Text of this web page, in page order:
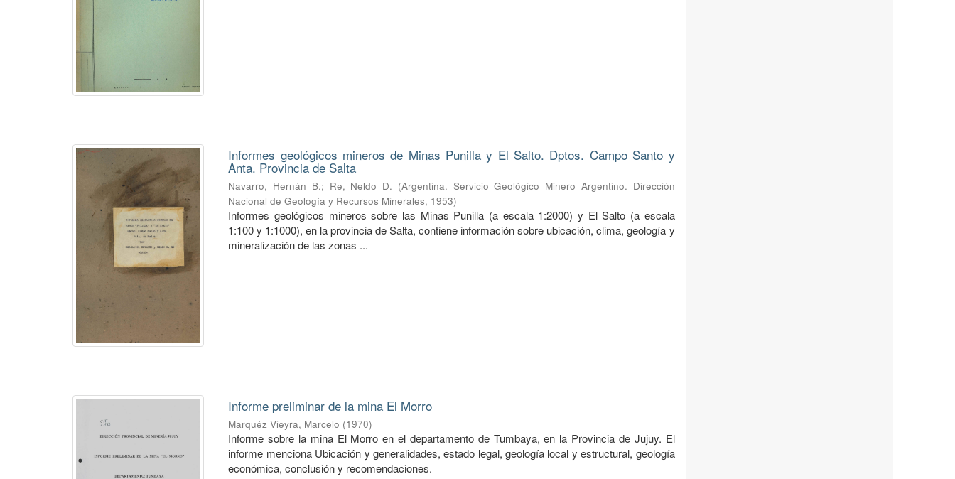
Informes geológicos mineros de Minas Punilla y El Salto. Dptos. Campo Santo y
Anta. Provincia de Salta
Navarro, Hernán B.; Re, Neldo D. (Argentina. Servicio Geológico Minero Argentino. Dirección
Nacional de Geología y Recursos Minerales, 1953)
Informes geológicos mineros sobre las Minas Punilla (a escala 1:2000) y El Salto (a escala
1:100 y 1:1000), en la provincia de Salta, contiene información sobre ubicación, clima, geología y
mineralización de las zonas ...
Informe preliminar de la mina El Morro
Marquéz Vieyra, Marcelo (1970)
Informe sobre la mina El Morro en el departamento de Tumbaya, en la Provincia de Jujuy. El
informe menciona Ubicación y generalidades, estado legal, geología local y estructural, geología
económica, conclusión y recomendaciones.